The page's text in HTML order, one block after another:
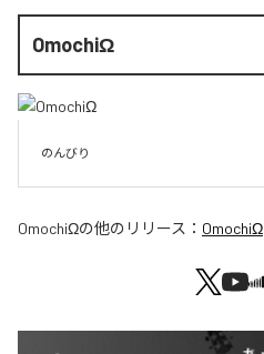
OmochiΩ
のんびり
OmochiΩの他のリリース： OmochiΩ